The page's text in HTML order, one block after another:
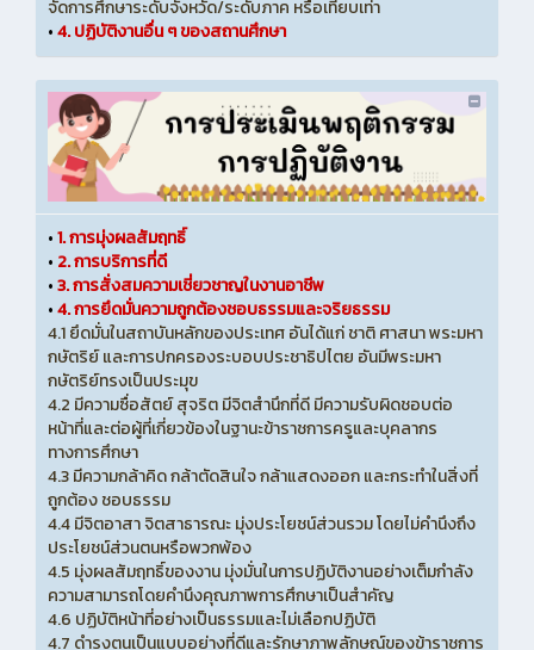
จัดการศึกษาระดับจังหวัด/ระดับภาค หรือเทียบเท่า
•4. ปฏิบัติงานอื่น ๆ ของสถานศึกษา
•1. การมุ่งผลสัมฤทธิ์
• 2. การบริการที่ดี
•3. การสั่งสมความเชี่ยวชาญในงานอาชีพ
•4. การยึดมั่นความถูกต้องชอบธรรมและจริยธรรม
4.1 ยึดมั่นในสถาบันหลักของประเทศ อันได้แก่ ชาติ ศาสนา พระมหา
กษัตริย์ และการปกครองระบอบประชาธิปไตย อันมีพระมหา
กษัตริย์ทรงเป็นประมุข
4.2 มีความซื่อสัตย์ สุจริต มีจิตสำนึกที่ดี มีความรับผิดชอบต่อ
หน้าที่และต่อผู้ที่เกี่ยวข้องในฐานะข้าราชการครูและบุคลากร
ทางการศึกษา
4.3 มีความกล้าคิด กล้าตัดสินใจ กล้าแสดงออก และกระทำในสิ่งที่
ถูกต้อง ชอบธรรม
4.4 มีจิตอาสา จิตสาธารณะ มุ่งประโยชน์ส่วนรวม โดยไม่คำนึงถึง
ประโยชน์ส่วนตนหรือพวกพ้อง
4.5 มุ่งผลสัมฤทธิ์ของงาน มุ่งมั่นในการปฏิบัติงานอย่างเต็มกำลัง
ความสามารถโดยคำนึงคุณภาพการศึกษาเป็นสำคัญ
4.6 ปฏิบัติหน้าที่อย่างเป็นธรรมและไม่เลือกปฏิบัติ
4.7 ดำรงตนเป็นแบบอย่างที่ดีและรักษาภาพลักษณ์ของข้าราชการ